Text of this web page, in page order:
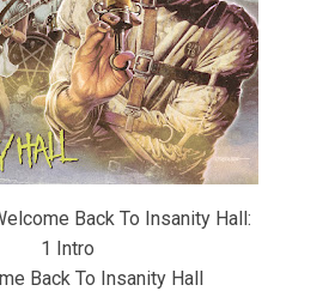
Back To Insanity Hall:
1 Intro
Back To Insanity Hall